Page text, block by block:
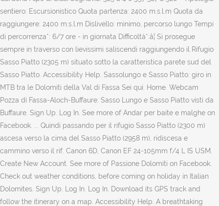
sentiero: Escursionistico Quota partenza: 2400 m.s.l.m Quota da
raggiungere: 2400 m.s.l.m Dislivello: minimo, percorso lungo Tempi
di percorrenza*: 6/7 ore - in giornata Difficoltà*:â¦ Si prosegue
sempre in traverso con lievissimi saliscendi raggiungendo il Rifugio
Sasso Piatto (2305 m) situato sotto la caratteristica parete sud del
Sasso Piatto. Accessibility Help. Sassolungo e Sasso Piatto: giro in
MTB tra le Dolomiti della Val di Fassa Sei qui: Home. Webcam
Pozza di Fassa-Aloch-Buffaure: Sasso Lungo e Sasso Piatto visti da
Buffaure. Sign Up. Log In. See more of Andar per baite e malghe on
Facebook. ... Quindi passando per il rifugio Sasso Piatto (2300 m)
ascesa verso la cima del Sasso Piatto (2958 m), ridiscesa e
cammino verso il rif. Canon 6D, Canon EF 24-105mm f/4 L IS USM.
Create New Account. See more of Passione Dolomiti on Facebook.
Check out weather conditions, before coming on holiday in Italian
Dolomites. Sign Up. Log In. Log In. Download its GPS track and
follow the itinerary on a map. Accessibility Help. A breathtaking